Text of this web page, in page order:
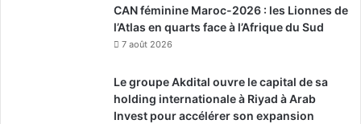
CAN féminine Maroc-2026 : les Lionnes de
l’Atlas en quarts face à l’Afrique du Sud
7 août 2026
Le groupe Akdital ouvre le capital de sa
holding internationale à Riyad à Arab
Invest pour accélérer son expansion